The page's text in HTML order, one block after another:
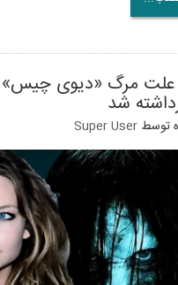
علت مرگ «دیوی چیس»
شد
توسط Super User